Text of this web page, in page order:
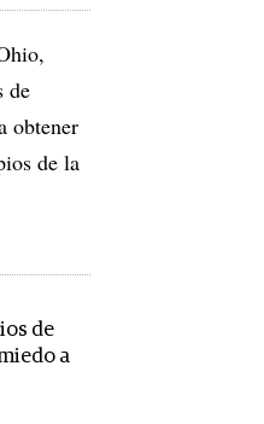
de
obtener
de la
de
a